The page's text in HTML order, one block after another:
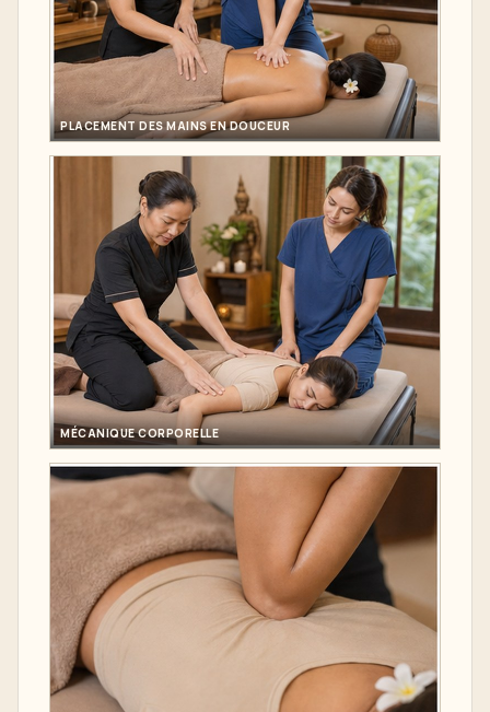
PLACEMENT DES MAINS EN DOUCEUR
MÉCANIQUE CORPORELLE